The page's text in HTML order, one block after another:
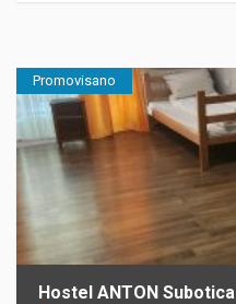
Promovisano
Hostel ANTON Subotica